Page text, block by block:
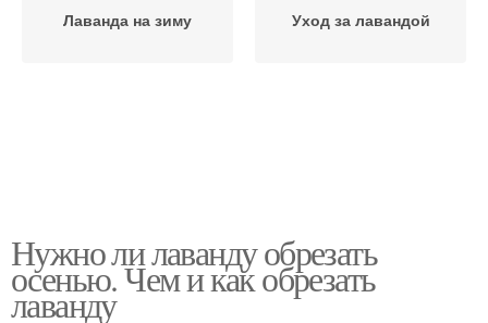
Лаванда на зиму Уход за лавандой
Нужно ли лаванду обрезать
осенью. Чем и как обрезать
лаванду